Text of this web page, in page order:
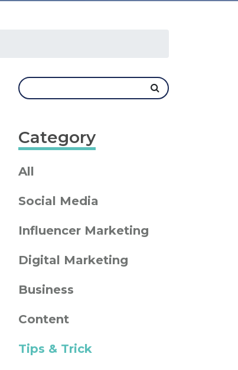
Category
All
Social Media
Influencer Marketing
Digital Marketing
Business
Content
Tips & Trick